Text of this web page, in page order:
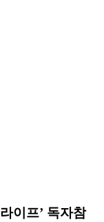
이프’ 독자참